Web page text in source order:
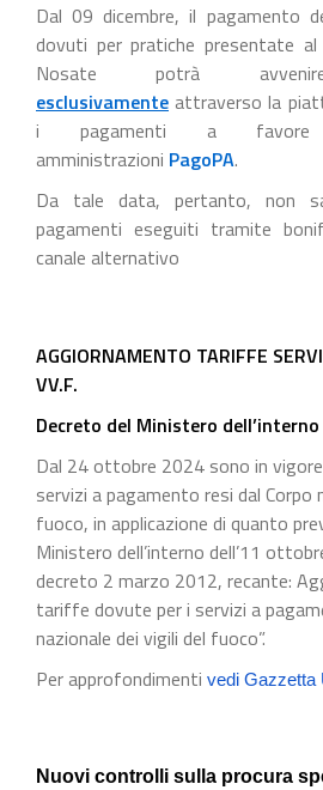
Dal 09 dicembre, il pagamento
dovuti per pratiche presentate al
Nosate potrà
esclusivamente attraverso la
i pagamenti a favore
amministrazioni PagoPA.
Da tale data, pertanto, non
pagamenti eseguiti tramite
canale alternativo
AGGIORNAMENTO TARIFFE
VV.F.
Decreto del Ministero
Dal 24 ottobre 2024 sono in
servizi a pagamento resi dal Corpo
fuoco, in applicazione di quanto
Ministero dell’interno dell’11
decreto 2 marzo 2012, recante:
tariffe dovute per i servizi a
nazionale dei vigili del fuoco”.
Per approfondimenti vedi Gazzetta
Nuovi controlli sulla procura